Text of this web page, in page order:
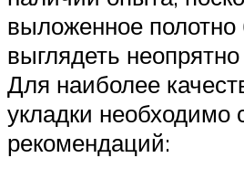
выложенное полотно
выглядеть
Для наиболее
укладки необходимо
рекомендаций: